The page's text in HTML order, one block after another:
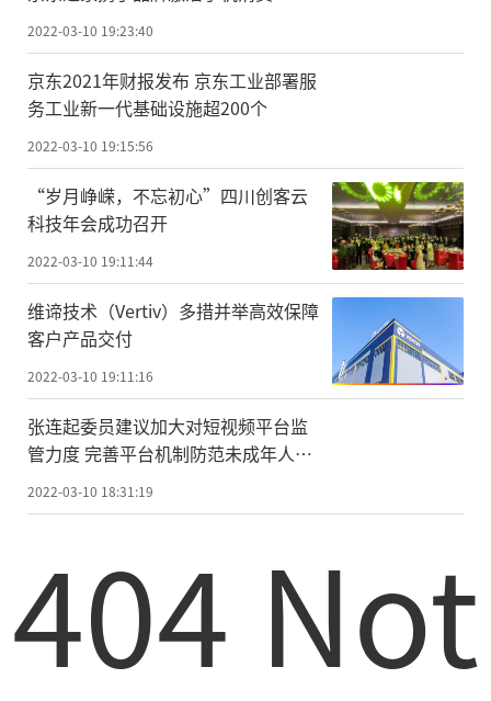
2022-03-10 19:23:40
京东2021年财报发布 京东工业部署服
务工业新一代基础设施超200个
2022-03-10 19:15:56
“岁月峥嵘，不忘初心”四川创客云
科技年会成功召开
2022-03-10 19:11:44
维谛技术（Vertiv）多措并举高效保障
客户产品交付
2022-03-10 19:11:16
张连起委员建议加大对短视频平台监
管力度 完善平台机制防范未成年人沉
迷短视频
2022-03-10 18:31:19
404 Not